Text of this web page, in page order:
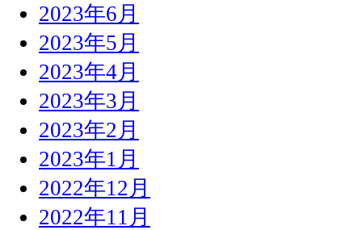
2023年6月
2023年5月
2023年4月
2023年3月
2023年2月
2023年1月
2022年12月
2022年11月